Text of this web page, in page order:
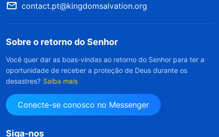
contact.pt@kingdomsalvation.org
Sobre o retorno do Senhor
Você quer dar as boas-vindas ao retorno do Senhor para ter a
oportunidade de receber a proteção de Deus durante os
desastres? Saiba mais
Conecte-se conosco no Messenger
Siga-nos